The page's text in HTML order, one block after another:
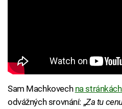
Sam Machkovech na
odvážných srovnání: „Za tu